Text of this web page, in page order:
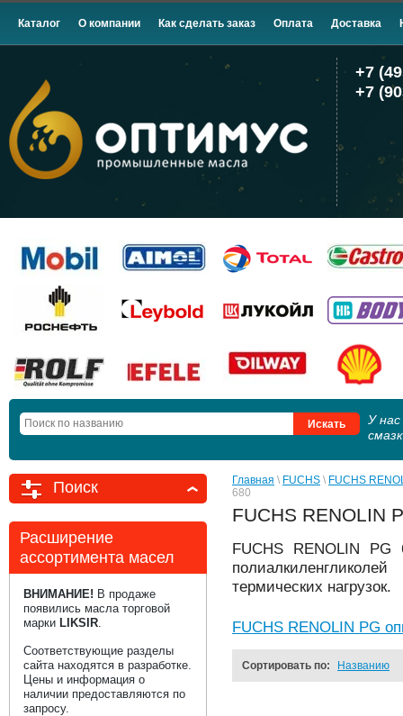
Каталог О компании Как сделать заказ Оплата Доставка
+7
+7
У
Поиск
Расширение
ассортимента масел
ВНИМАНИЕ! В продаже
появились масла торговой
марки LIKSIR.
Соответствующие разделы
сайта находятся в разработке.
Цены и информация о
наличии предоставляются по
запросу.
Главная \ FUCHS \ FUCHS
680
FUCHS RENOLIN
FUCHS RENOLIN PG
термических нагрузок.
FUCHS RENOLIN PG
Сортировать по: Названию